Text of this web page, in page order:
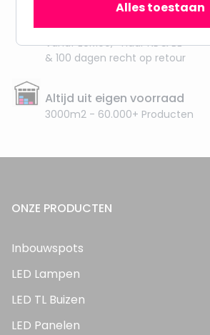
Gratis verzending + snel
Vanaf EUR100,- naar NL & BE
& 100 dagen recht op retour
Altijd uit eigen voorraad
3000m2 - 60.000+ Producten
ONZE PRODUCTEN
Inbouwspots
LED Lampen
LED TL Buizen
LED Panelen
Alles toestaan